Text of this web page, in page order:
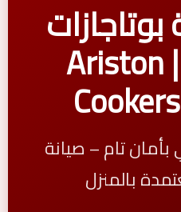
اريستون | Ariston
تام – صيانة
بالمنزل